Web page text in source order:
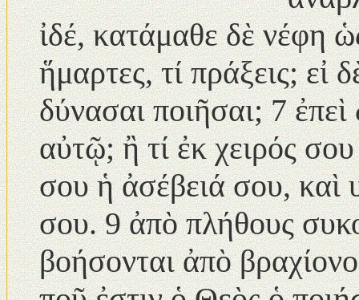
ἰδέ, κατάμαθε δὲ νέφη
ἥμαρτες, τί πράξεις; εἰ
δύνασαι ποιῆσαι; 7 ἐπεὶ
αὐτῷ; ἢ τί ἐκ χειρός
σου ἡ ἀσέβειά σου, καὶ
σου. 9 ἀπὸ πλήθους
βοήσονται ἀπὸ